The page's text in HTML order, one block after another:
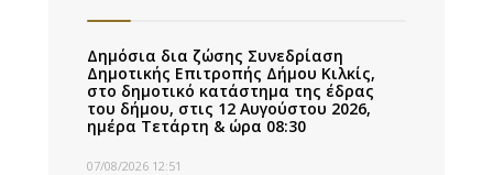
Δημόσια δια ζώσης Συνεδρίαση
Δημοτικής Επιτροπής Δήμου Κιλκίς,
στο δημοτικό κατάστημα της έδρας
του δήμου, στις 12 Αυγούστου 2026,
ημέρα Τετάρτη & ώρα 08:30
07/08/2026 12:51